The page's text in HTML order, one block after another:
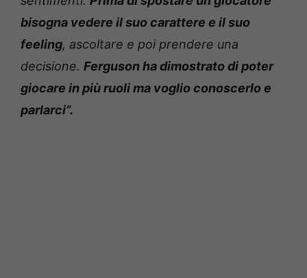
bisogna vedere il suo carattere e il suo
feeling, ascoltare e poi prendere una
decisione. Ferguson ha dimostrato di poter
giocare in più ruoli ma voglio conoscerlo e
parlarci”.